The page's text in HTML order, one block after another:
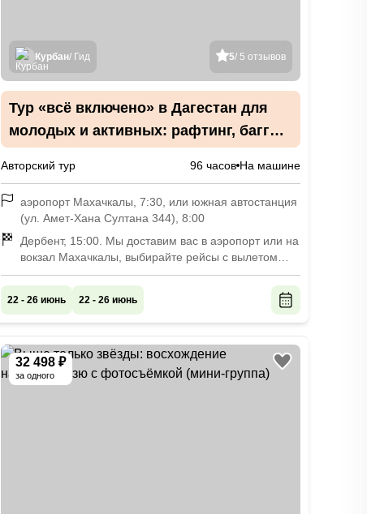
5/ 5 отзывов
Курбан/ Гид
Тур «всё включено» в Дагестан для
молодых и активных: рафтинг, багги и
Авторский тур 96 часов На машине
аэропорт Махачкалы, 7:30, или южная автостанция
(ул. Амет-Хана Султана 344), 8:00
Дербент, 15:00. Мы доставим вас в аэропорт или на
вокзал Махачкалы, выбирайте рейсы с вылетом
после 20:00 или билеты на поезда с отбытием
после 19:00
22 - 26 июнь 22 - 26 июнь
32 498 ₽
за одного